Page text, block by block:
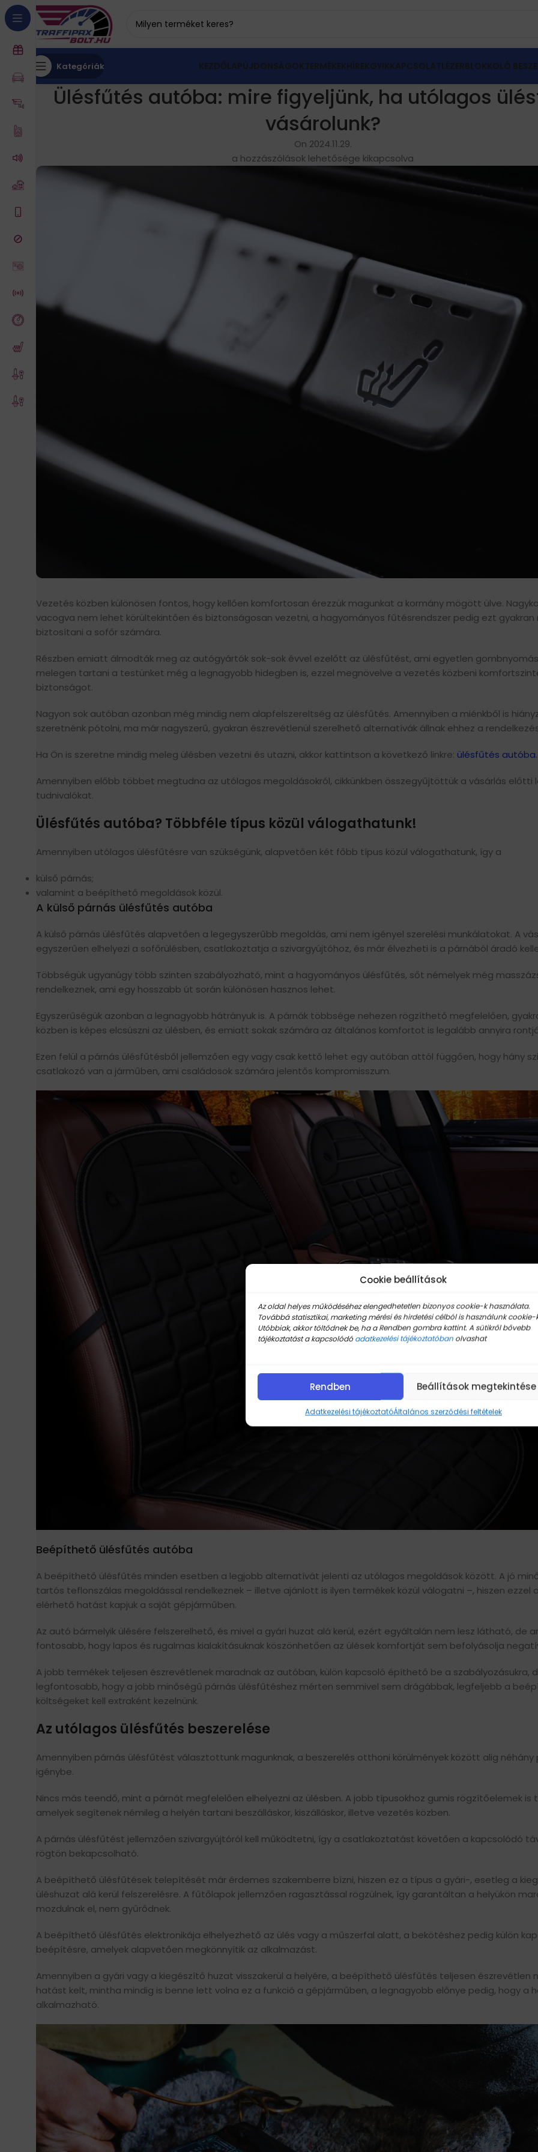
Cookie beállítások
Az oldal helyes működéséhez elengedhetetlen bizonyos cookie-k használata.
Továbbá statisztikai, marketing mérési és hirdetési célból is használunk cookie-
Utóbbiak, akkor töltődnek be, ha a Rendben gombra kattint. A sütikről bővebb
tájékoztatást a kapcsolódó adatkezelési tájékoztatóban olvashat
Rendben Beállítások megtekintése
Adatkezelési tájékoztatóÁltalános szerződési feltételek
Kategóriák KEZDŐLAPÚJDONSÁGOKTERMÉKEKHÍREKGYIKKAPCSOLATLÉZERBLOKKOLÓ
Ülésfűtés autóba: mire figyeljünk, ha utólagos
vásárolunk?
On 2024.11.29.
a hozzászólások lehetősége kikapcsolva
Vezetés közben különösen fontos, hogy kellően komfortosan érezzük magunkat a kormány mögött ülve.
vacogva nem lehet körültekintően és biztonságosan vezetni, a hagyományos fűtésrendszer pedig ezt
biztosítani a sofőr számára.
Részben emiatt álmodták meg az autógyártók sok-sok évvel ezelőtt az ülésfűtést, ami egyetlen
melegen tartani a testünket még a legnagyobb hidegben is, ezzel megnövelve a vezetés közbeni
biztonságot.
Nagyon sok autóban azonban még mindig nem alapfelszereltség az ülésfűtés. Amennyiben a miénkből is
szeretnénk pótolni, ma már nagyszerű, gyakran észrevétlenül szerelhető alternatívák állnak ehhez a
Ha Ön is szeretne mindig meleg ülésben vezetni és utazni, akkor kattintson a következő linkre: ülésfűtés autóba.
Amennyiben előbb többet megtudna az utólagos megoldásokról, cikkünkben összegyűjtöttük a vásárlás előtti
tudnivalókat.
Ülésfűtés autóba? Többféle típus közül válogathatunk!
Amennyiben utólagos ülésfűtésre van szükségünk, alapvetően két főbb típus közül válogathatunk, így a
külső párnás;
valamint a beépíthető megoldások közül.
A külső párnás ülésfűtés autóba
A külső párnás ülésfűtés alapvetően a legegyszerűbb megoldás, ami nem igényel szerelési munkálatokat. A
egyszerűen elhelyezi a sofőrülésben, csatlakoztatja a szivargyújtóhoz, és már élvezheti is a párnából áradó
Többségük ugyanúgy több szinten szabályozható, mint a hagyományos ülésfűtés, sőt némelyek még
rendelkeznek, ami egy hosszabb út során különösen hasznos lehet.
Egyszerűségük azonban a legnagyobb hátrányuk is. A párnák többsége nehezen rögzíthető megfelelően,
közben is képes elcsúszni az ülésben, és emiatt sokak számára az általános komfortot is legalább annyira
Ezen felül a párnás ülésfűtésből jellemzően egy vagy csak kettő lehet egy autóban attól függően, hogy hány
csatlakozó van a járműben, ami családosok számára jelentős kompromisszum.
Beépíthető ülésfűtés autóba
A beépíthető ülésfűtés minden esetben a legjobb alternatívát jelenti az utólagos megoldások között. A jó
tartós teflonszálas megoldással rendelkeznek – illetve ajánlott is ilyen termékek közül válogatni –, hiszen ezzel
elérhető hatást kapjuk a saját gépjárműben.
Az autó bármelyik ülésére felszerelhető, és mivel a gyári huzat alá kerül, ezért egyáltalán nem lesz látható, de
fontosabb, hogy lapos és rugalmas kialakításuknak köszönhetően az ülések komfortját sem befolyásolja
A jobb termékek teljesen észrevétlenek maradnak az autóban, külön kapcsoló építhető be a szabályozásukra,
legfontosabb, hogy a jobb minőségű párnás ülésfűtéshez mérten semmivel sem drágábbak, legfeljebb a
költségeket kell extraként kezelnünk.
Az utólagos ülésfűtés beszerelése
Amennyiben párnás ülésfűtést választottunk magunknak, a beszerelés otthoni körülmények között alig néhány
igénybe.
Nincs más teendő, mint a párnát megfelelően elhelyezni az ülésben. A jobb típusokhoz gumis rögzítőelemek is
amelyek segítenek némileg a helyén tartani beszálláskor, kiszálláskor, illetve vezetés közben.
A párnás ülésfűtést jellemzően szivargyújtóról kell működtetni, így a csatlakoztatást követően a kapcsolódó
rögtön bekapcsolható.
A beépíthető ülésfűtések telepítését már érdemes szakemberre bízni, hiszen ez a típus a gyári-, esetleg a
üléshuzat alá kerül felszerelésre. A fűtőlapok jellemzően ragasztással rögzülnek, így garantáltan a helyükön
mozdulnak el, nem gyűrődnek.
A beépíthető ülésfűtés elektronikája elhelyezhető az ülés vagy a műszerfal alatt, a bekötéshez pedig külön
beépítésre, amelyek alapvetően megkönnyítik az alkalmazást.
Amennyiben a gyári vagy a kiegészítő huzat visszakerül a helyére, a beépíthető ülésfűtés teljesen észrevétlen
hatást kelt, mintha mindig is benne lett volna ez a funkció a gépjárműben, a legnagyobb előnye pedig, hogy a
alkalmazható.